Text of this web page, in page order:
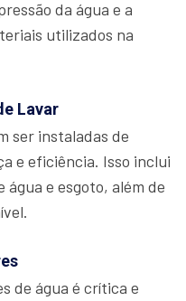
da água e a
utilizados na
Lavar
ser instaladas de
e eficiência. Isso inclui
e esgoto, além de
de água é crítica e